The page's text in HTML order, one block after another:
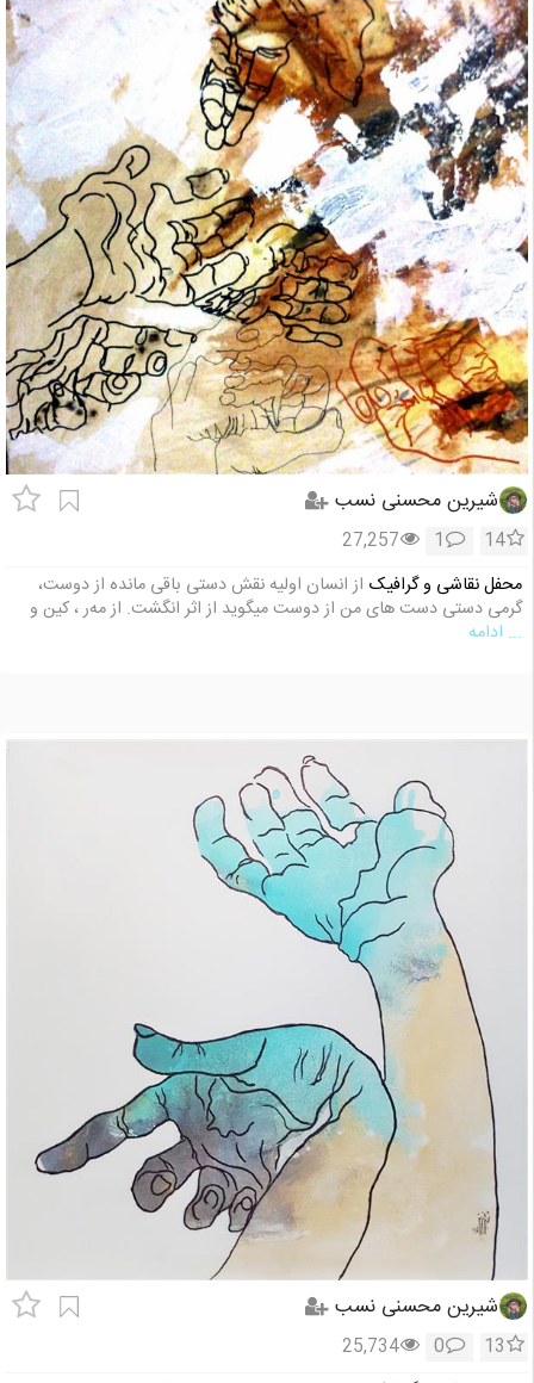
شیرین محسنی نسب
14
1
27,257
محفل نقاشی و گرافیک از انسان اولیه نقش دستی باقی مانده از دوست،
گرمی دستی دست های من از دوست میگوید از اثر انگشت. از مه‌ر ، کین و
... ادامه
شیرین محسنی نسب
13
0
25,734